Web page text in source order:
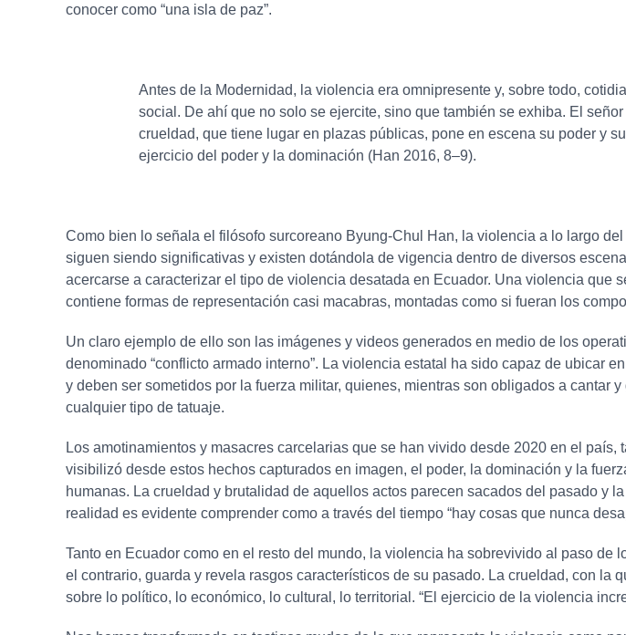
conocer como “una isla de paz”.
Antes de la Modernidad, la violencia era omnipresente y, sobre todo,
social. De ahí que no solo se ejercite, sino que también se exhiba. El
crueldad, que tiene lugar en plazas públicas, pone en escena su poder y
ejercicio del poder y la dominación (Han 2016, 8–9).
Como bien lo señala el filósofo surcoreano Byung-Chul Han, la violencia a lo largo
siguen siendo significativas y existen dotándola de vigencia dentro de diversos
acercarse a caracterizar el tipo de violencia desatada en Ecuador. Una violencia
contiene formas de representación casi macabras, montadas como si fueran los
Un claro ejemplo de ello son las imágenes y videos generados en medio de los
denominado “conflicto armado interno”. La violencia estatal ha sido capaz de ubicar
y deben ser sometidos por la fuerza militar, quienes, mientras son obligados a cantar
cualquier tipo de tatuaje.
Los amotinamientos y masacres carcelarias que se han vivido desde 2020 en el
visibilizó desde estos hechos capturados en imagen, el poder, la dominación y la
humanas. La crueldad y brutalidad de aquellos actos parecen sacados del pasado y
realidad es evidente comprender como a través del tiempo “hay cosas que nunca
Tanto en Ecuador como en el resto del mundo, la violencia ha sobrevivido al paso
el contrario, guarda y revela rasgos característicos de su pasado. La crueldad, con
sobre lo político, lo económico, lo cultural, lo territorial. “El ejercicio de la violencia